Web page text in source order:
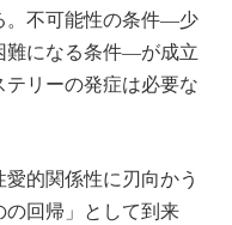
。不可能性の条件―少
難になる条件―が成立
リーの発症は必要な
的関係性に刃向かう
の回帰」として到来